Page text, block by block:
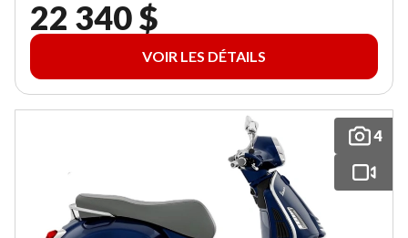
22 340 $
VOIR LES DÉTAILS
4